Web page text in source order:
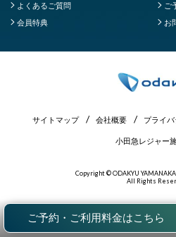
よくあるご質問
ご
会員特典
お
サイトマップ 会社概要 プライ
小田急レジャー
Copyright © ODAKYU
All Rights
ご予約・ご利用料金はこちら